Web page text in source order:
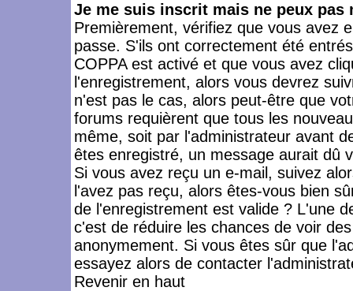
Je me suis inscrit mais ne peux pas
Premièrement, vérifiez que vous avez
passe. S'ils ont correctement été
COPPA est activé et que vous avez
l'enregistrement, alors vous devrez
n'est pas le cas, alors peut-être que
forums requièrent que tous les
même, soit par l'administrateur avant
êtes enregistré, un message aurait dû
Si vous avez reçu un e-mail, suivez
l'avez pas reçu, alors êtes-vous bien
de l'enregistrement est valide ? L'une
c'est de réduire les chances de voir
anonymement. Si vous êtes sûr que
essayez alors de contacter
Revenir en haut